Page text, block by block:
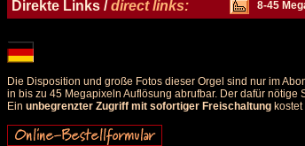
Direkte Links /direct links: 8-45
Die Disposition und große Fotos dieser Orgel sind nur im
in bis zu 45 Megapixeln Auflösung abrufbar. Der dafür
Ein unbegrenzter Zugriff mit sofortiger Freischaltung